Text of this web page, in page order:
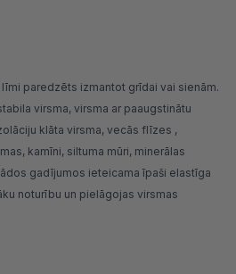
paredzēts izmantot grīdai vai sienām.
virsma, virsma ar paaugstinātu
klāta virsma, vecās flīzes ,
kamīni, siltuma mūri, minerālas
gadījumos ieteicama īpaši elastīga
noturību un pielāgojas virsmas